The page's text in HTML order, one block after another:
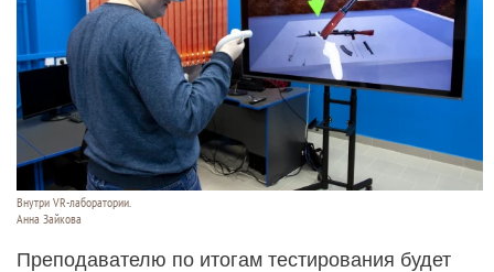
Внутри VR-лаборатории.
Анна Зайкова
Преподавателю по итогам тестирования будет